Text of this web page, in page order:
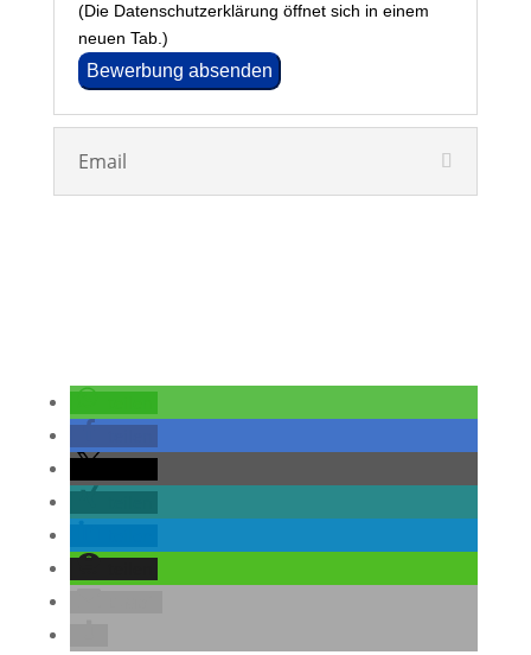
(Die Datenschutzerklärung öffnet sich in einem
neuen Tab.)
Email